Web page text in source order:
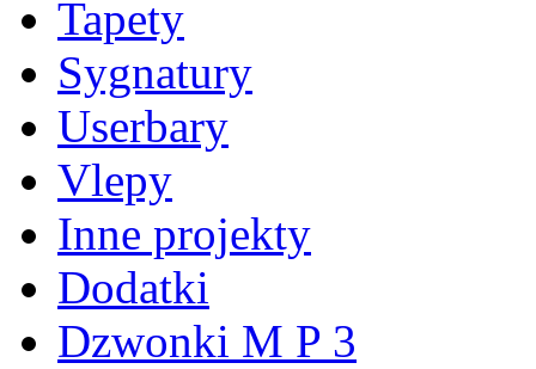
Tapety
Sygnatury
Userbary
Vlepy
Inne projekty
Dodatki
Dzwonki M P 3